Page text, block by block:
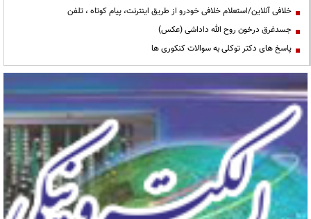
خلافی آنلاین/استعلام خلافی خودرو از طریق اینترنت، پیام کوتاه ، تلفن
جسدغرق درخون روح الله داداشی (عکس)
پاسخ های دکتر توکلی به سوالات کنکوری ها